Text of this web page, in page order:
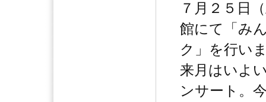
７月２５日
館にて「み
ク」を行い
来月はいよ
ンサート。